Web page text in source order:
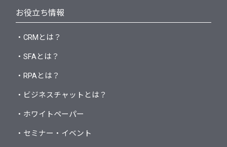
お役立ち情報
・CRMとは？
・SFAとは？
・RPAとは？
・ビジネスチャットとは？
・ホワイトペーパー
・セミナー・イベント